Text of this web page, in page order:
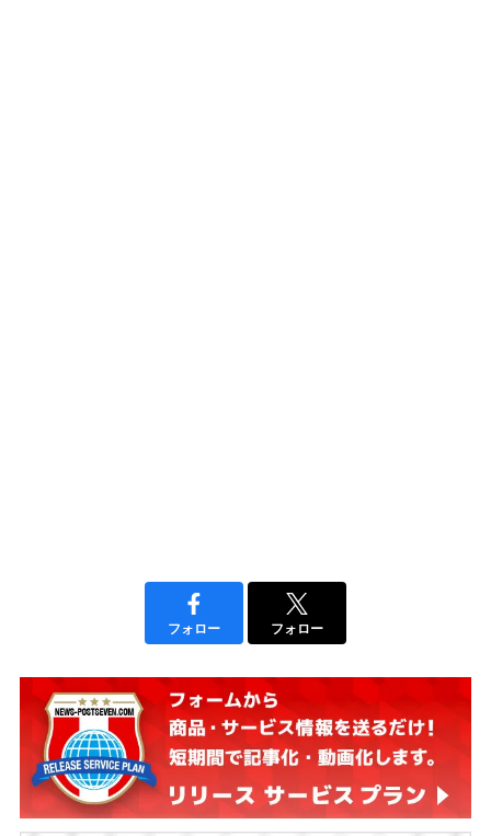
フォロー フォロー